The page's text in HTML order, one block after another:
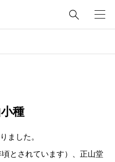

種
ました。
とされています）、正山堂